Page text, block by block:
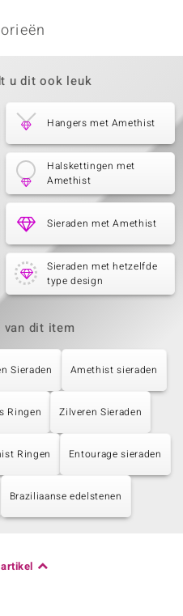
u dit ook leuk
Hangers met Amethist
Halskettingen met
Amethist
Sieraden met Amethist
Sieraden met hetzelfde
type design
van dit item
Sieraden Amethist sieraden
Ringen Zilveren Sieraden
Ringen Entourage sieraden
Braziliaanse edelstenen